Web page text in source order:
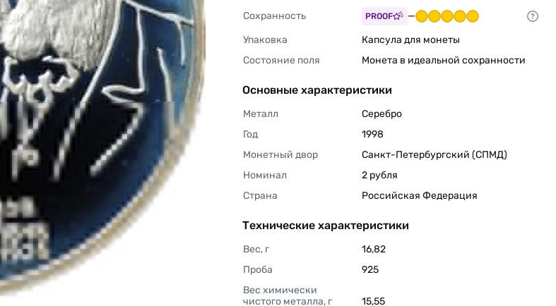
Сохранность PROOF
—
Упаковка
Капсула для монеты
Состояние поля
Монета в идеальной сохранности
Основные характеристики
Металл
Серебро
Год
1998
Монетный двор
Санкт-Петербургский (СПМД)
Номинал
2 рубля
Страна
Российская Федерация
Технические характеристики
Вес, г
16,82
Проба
925
Вес химически
чистого металла, г
15,55